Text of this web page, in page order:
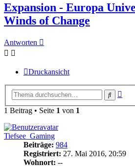
Expansion - Europa
Winds of Change
Antworten
Druckansicht
Suche
1 Beitrag • Seite 1 von 1
Tiefsee_Gaming
Beiträge: 984
Registriert: 27. Mai 2016, 20:59
Wohnort: --